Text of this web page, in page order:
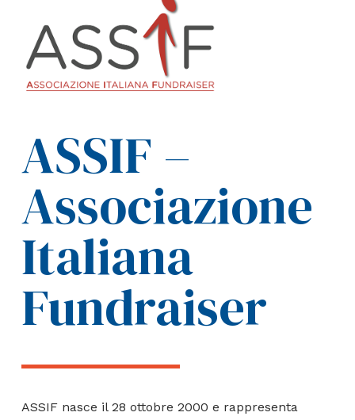
ASSIF –
Associazione
Italiana
Fundraiser
ASSIF nasce il 28 ottobre 2000 e rappresenta